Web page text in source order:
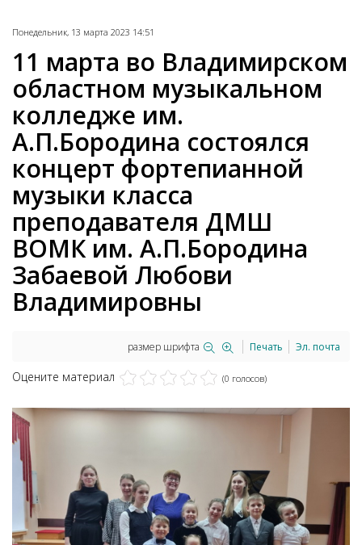
Понедельник, 13 марта 2023 14:51
11 марта во Владимирском
областном музыкальном
колледже им.
А.П.Бородина состоялся
концерт фортепианной
музыки класса
преподавателя ДМШ
ВОМК им. А.П.Бородина
Забаевой Любови
Владимировны
размер шрифта Печать Эл. почта
Оцените материал (0 голосов)